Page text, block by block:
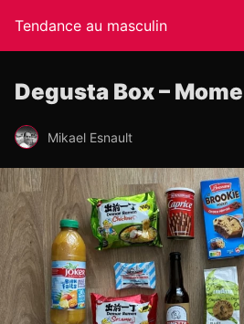
Tendance au masculin
Degusta Box –
Mikael Esnault